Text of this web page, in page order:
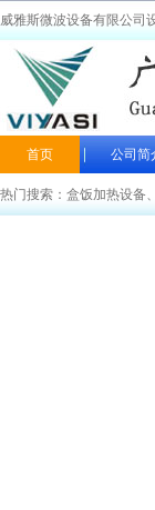
威雅斯微波设备有限公司
首页 公司简
热门搜索： 盒饭加热设备、